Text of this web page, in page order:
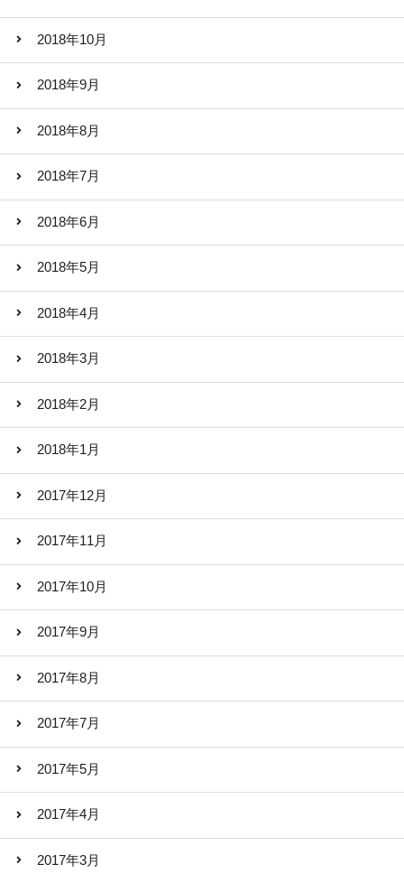
2018年10月
2018年9月
2018年8月
2018年7月
2018年6月
2018年5月
2018年4月
2018年3月
2018年2月
2018年1月
2017年12月
2017年11月
2017年10月
2017年9月
2017年8月
2017年7月
2017年5月
2017年4月
2017年3月